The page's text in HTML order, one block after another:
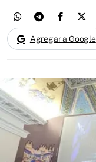
Agregar a Google